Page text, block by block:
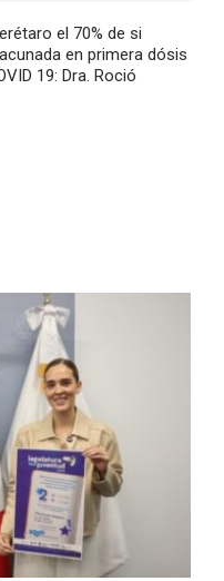
el 70% de si
en primera dósis
19: Dra. Roció